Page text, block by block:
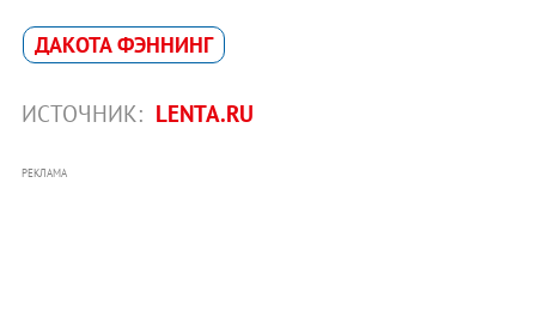
ДАКОТА ФЭННИНГ
ИСТОЧНИК: LENTA.RU
РЕКЛАМА